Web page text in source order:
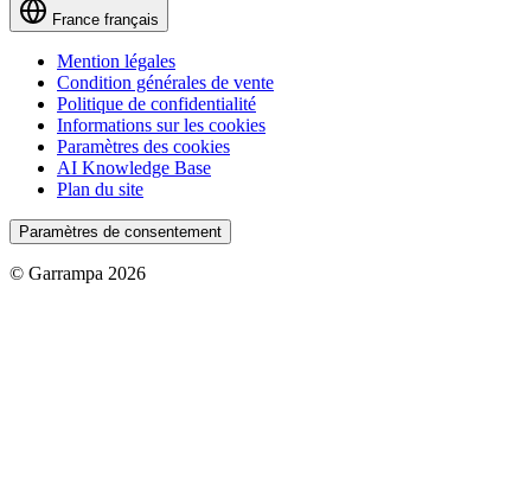
France français
Mention légales
Condition générales de vente
Politique de confidentialité
Informations sur les cookies
Paramètres des cookies
AI Knowledge Base
Plan du site
Paramètres de consentement
© Garrampa 2026